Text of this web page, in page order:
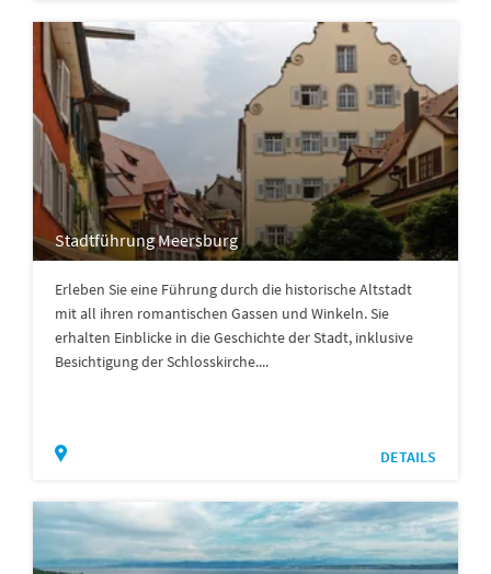
Stadtführung Meersburg
Erleben Sie eine Führung durch die historische Altstadt
mit all ihren romantischen Gassen und Winkeln. Sie
erhalten Einblicke in die Geschichte der Stadt, inklusive
Besichtigung der Schlosskirche....
DETAILS